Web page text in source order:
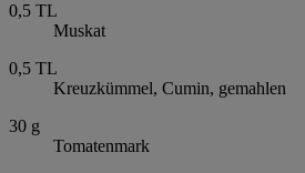
0,5 TL
Muskat
0,5 TL
Kreuzkümmel, Cumin, gemahlen
30 g
Tomatenmark